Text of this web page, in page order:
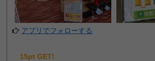
アプリでフォローする
15pt GET!